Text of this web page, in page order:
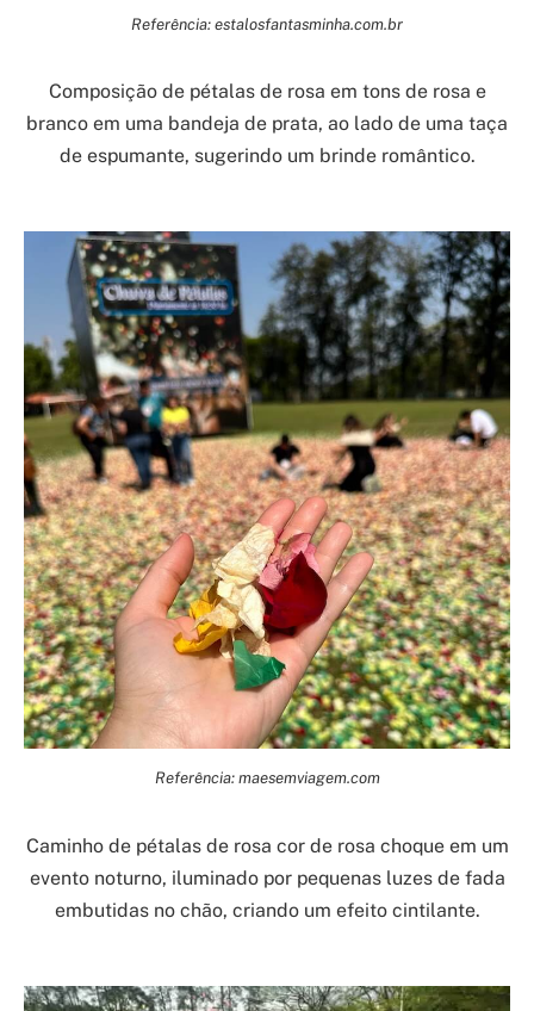
Referência: estalosfantasminha.com.br
Composição de pétalas de rosa em tons de rosa e
branco em uma bandeja de prata, ao lado de uma taça
de espumante, sugerindo um brinde romântico.
Referência: maesemviagem.com
Caminho de pétalas de rosa cor de rosa choque em um
evento noturno, iluminado por pequenas luzes de fada
embutidas no chão, criando um efeito cintilante.